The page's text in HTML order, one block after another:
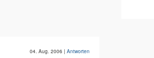
04. Aug. 2006 | Antworten